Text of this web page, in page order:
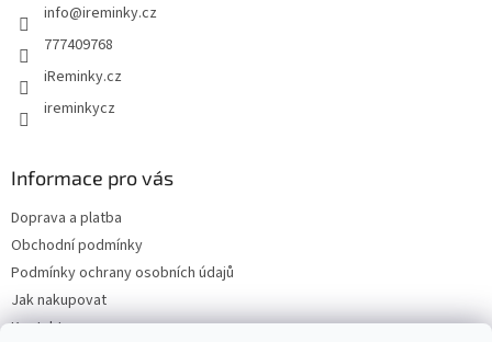
info@ireminky.cz
777409768
iReminky.cz
ireminkycz
Informace pro vás
Doprava a platba
Obchodní podmínky
Podmínky ochrany osobních údajů
Jak nakupovat
Kontakty